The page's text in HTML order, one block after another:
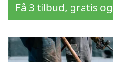
Få 3 tilbud, gratis